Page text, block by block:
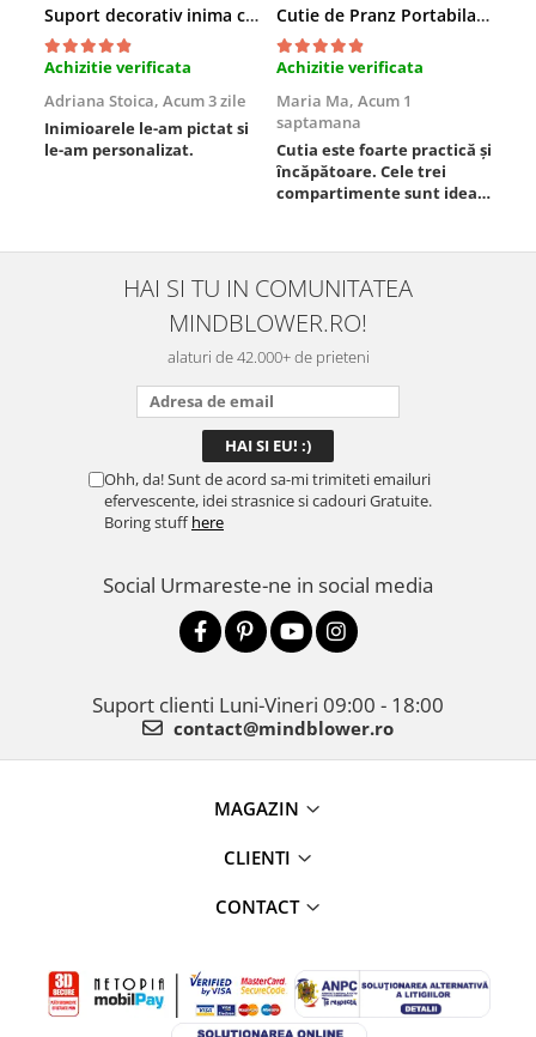
Suport decorativ inima cu mesaje, Cadou cu suflet
Achizitie verificata
Adriana Stoica, Acum 3 zile
Inimioarele le-am pictat si
le-am personalizat.
Cutie de Pranz Portabila cu Compartimente
Achizitie verificata
Maria Ma, Acum 1
saptamana
Cutia este foarte practică și
încăpătoare. Cele trei
compartimente sunt ideale
este sigură, fără scurgeri. O
folosesc aproape zilnic la
serviciu și sunt foarte
mulțumită.
HAI SI TU IN COMUNITATEA
MINDBLOWER.RO!
alaturi de 42.000+ de prieteni
Ohh, da! Sunt de acord sa-mi trimiteti emailuri
efervescente, idei strasnice si cadouri Gratuite.
Boring stuffhere
Social Urmareste-ne in social media
Suport clienti Luni-Vineri 09:00 - 18:00
contact@mindblower.ro
MAGAZIN
CLIENTI
CONTACT